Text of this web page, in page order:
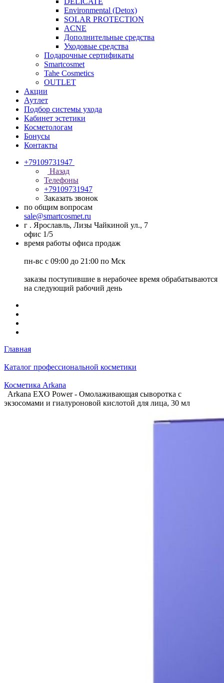
Environmental (Detox)
SOLAR PROTECTION
АCNE
Дополнительные средства
Уходовые средства
Подарочные сертификаты
Smartcosmet
Tahe Cosmetics
OUTLET
Акции
Аутлет
Подбор системы ухода
Кабинет эстетики
Косметологам
Бонусы
Контакты
+79109731947
Назад
Телефоны
+79109731947
Заказать звонок
по общим вопросам
sale@smartcosmet.ru
г . Ярославль, Лизы Чайкиной ул., 7
офис 1/5
время работы офиса продаж
пн-вс с 09:00 до 21:00 по Мск
заказы поступившие в нерабочее время обрабатываются
на следующий рабочий день
Главная
Каталог профессиональной косметики
Косметика Arkana
Arkana EXO Power - Омолаживающая сыворотка с
экзосомами и гиалуроновой кислотой для лица, 30 мл